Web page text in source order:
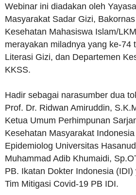
Webinar ini diadakan oleh
Masyarakat Sadar Gizi,
Kesehatan Mahasiswa Islam/
merayakan miladnya yang ke-74
Literasi Gizi, dan Departemen
KKSS.
Hadir sebagai narasumber dua
Prof. Dr. Ridwan Amiruddin,
Ketua Umum Perhimpunan
Kesehatan Masyarakat
Epidemiolog Universitas
Muhammad Adib Khumaidi,
PB. Ikatan Dokter Indonesia
Tim Mitigasi Covid-19 PB IDI.